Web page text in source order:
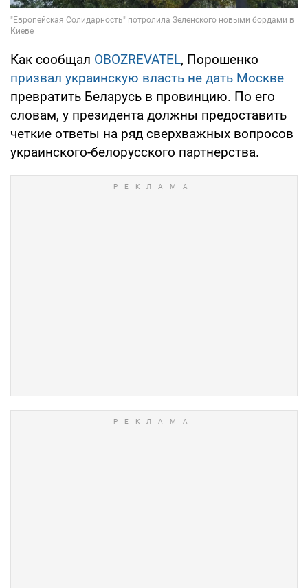
Как сообщал OBOZREVATEL, Порошенко
призвал украинскую власть не дать Москве
превратить Беларусь в провинцию. По его
словам, у президента должны предоставить
четкие ответы на ряд сверхважных вопросов
украинского-белорусского партнерства.